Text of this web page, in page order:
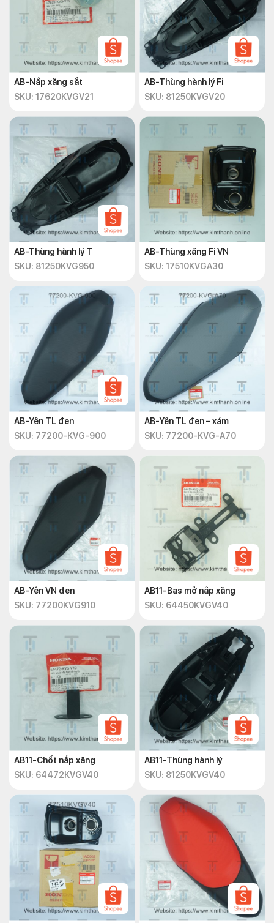
AB-Nắp xăng sắt
SKU: 17620KVGV21
AB-Thùng hành lý Fi
SKU: 81250KVGV20
AB-Thùng hành lý T
SKU: 81250KVG950
AB-Thùng xăng Fi VN
SKU: 17510KVGA30
AB-Yên TL đen
SKU: 77200-KVG-900
AB-Yên TL đen – xám
SKU: 77200-KVG-A70
AB-Yên VN đen
SKU: 77200KVG910
AB11-Bas mở nắp xăng
SKU: 64450KVGV40
AB11-Chốt nắp xăng
SKU: 64472KVGV40
AB11-Thùng hành lý
SKU: 81250KVGV40